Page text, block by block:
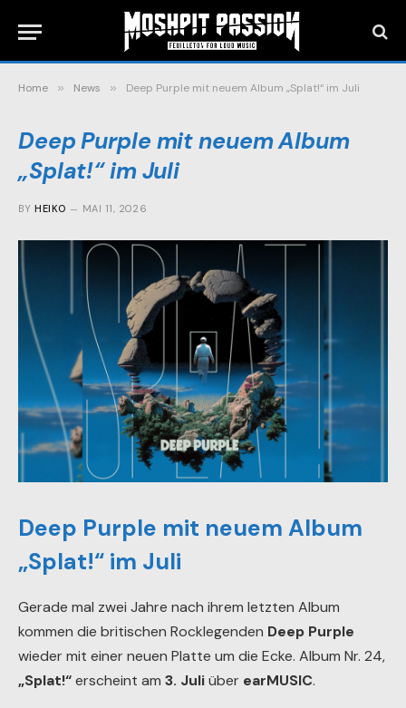
Home » News » Deep Purple mit neuem Album „Splat!“ im Juli
Deep Purple mit neuem Album
„Splat!“ im Juli
BY HEIKO MAI 11, 2026
Deep Purple mit neuem Album
„Splat!“ im Juli
Gerade mal zwei Jahre nach ihrem letzten Album
kommen die britischen Rocklegenden Deep Purple
wieder mit einer neuen Platte um die Ecke. Album Nr. 24,
„Splat!“erscheint am 3. Juliüber earMUSIC.